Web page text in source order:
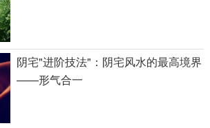
阴宅"进阶技法"：阴宅风水的最高境界
——形气合一